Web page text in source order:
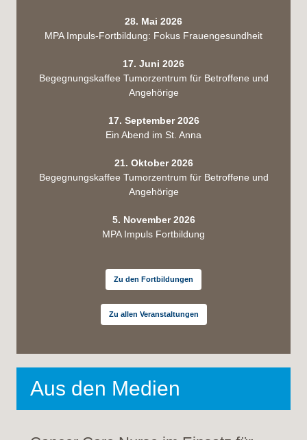
28. Mai 2026
MPA Impuls-Fortbildung: Fokus Frauengesundheit
17. Juni 2026
Begegnungskaffee Tumorzentrum für Betroffene und
Angehörige
17. September 2026
Ein Abend im St. Anna
21. Oktober 2026
Begegnungskaffee Tumorzentrum für Betroffene und
Angehörige
5. November 2026
MPA Impuls Fortbildung
Zu den Fortbildungen
Zu allen Veranstaltungen
Aus den Medien